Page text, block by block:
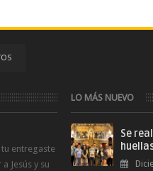
entregaste
Jesús y su
LO MÁS NUEVO
Se